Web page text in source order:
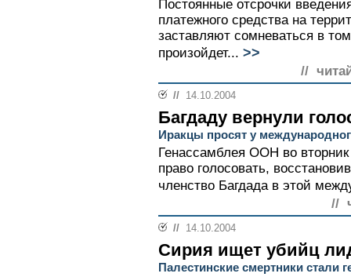
Постоянные отсрочки
платежного средства на
заставляют сомневаться в
произойдет... >>
//
// 14.10.2004
Багдаду вернули
Иракцы просят у
Генассамблея ООН во
право голосовать,
членство Багдада в этой
//
// 14.10.2004
Сирия ищет убийц
Палестинские смертники стали